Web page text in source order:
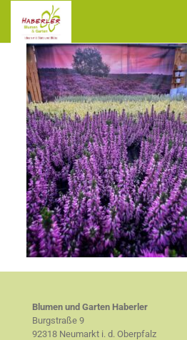
Blumen und Garten Haberler
Burgstraße 9
92318 Neumarkt i. d. Oberpfalz